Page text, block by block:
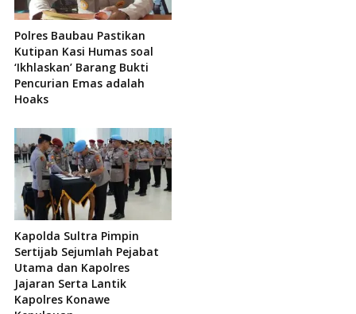
Polres Baubau Pastikan
Kutipan Kasi Humas soal
‘Ikhlaskan’ Barang Bukti
Pencurian Emas adalah
Hoaks
Kapolda Sultra Pimpin
Sertijab Sejumlah Pejabat
Utama dan Kapolres
Jajaran Serta Lantik
Kapolres Konawe